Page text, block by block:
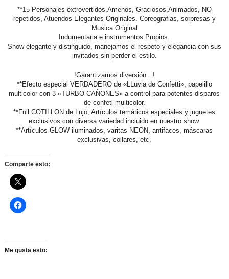
**15 Personajes extrovertidos,Amenos, Graciosos,Animados, NO
repetidos, Atuendos Elegantes Originales. Coreografias, sorpresas y
Musica Original
Indumentaria e instrumentos Propios.
Show elegante y distinguido, manejamos el respeto y elegancia con sus
invitados sin perder el estilo.
!Garantizamos diversión…!
**Efecto especial VERDADERO de «LLuvia de Confetti», papelillo
multicolor con 3 «TURBO CAÑONES» a control para potentes disparos
de confeti multicolor.
**Full COTILLON de Lujo, Artículos temáticos especiales y juguetes
exclusivos con diversa variedad incluido en nuestro show.
**Artículos GLOW iluminados, varitas NEON, antifaces, máscaras
exclusivas, collares, etc.
Comparte esto:
Me gusta esto: